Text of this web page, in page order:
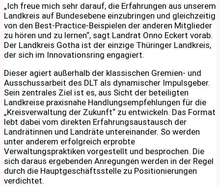
„Ich freue mich sehr darauf, die Erfahrungen aus unserem
Landkreis auf Bundesebene einzubringen und gleichzeitig
von den Best-Practice-Beispielen der anderen Mitglieder
zu hören und zu lernen“, sagt Landrat Onno Eckert vorab.
Der Landkreis Gotha ist der einzige Thüringer Landkreis,
der sich im Innovationsring engagiert.
Dieser agiert außerhalb der klassischen Gremien- und
Ausschussarbeit des DLT als dynamischer Impulsgeber.
Sein zentrales Ziel ist es, aus Sicht der beteiligten
Landkreise praxisnahe Handlungsempfehlungen für die
„Kreisverwaltung der Zukunft“ zu entwickeln. Das Format
lebt dabei vom direkten Erfahrungsaustausch der
Landrätinnen und Landräte untereinander. So werden
unter anderem erfolgreich erprobte
Verwaltungspraktiken vorgestellt und besprochen. Die
sich daraus ergebenden Anregungen werden in der Regel
durch die Hauptgeschäftsstelle zu Positionierungen
verdichtet.